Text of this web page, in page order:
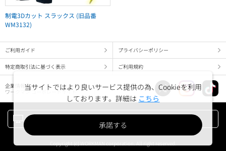
制電3Dカット スラックス (旧品番
WM3132)
ご利用ガイド プライバシーポリシー
特定商取引法に基づく表示 ご利用規約
企業情報
ワークマン コーポレートサイト
当サイトではより良いサービス提供の為、Cookieを利用
しております。詳細は こちら
承諾する